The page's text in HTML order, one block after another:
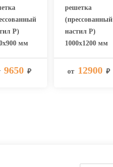
Р)
мм
9650 ₽
решетка
(прессованный
настил Р)
1000х1200 мм
от 12900 ₽